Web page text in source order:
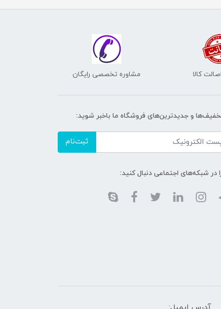
کالا مشاوره تخصصی رایگان
و جدیدترین‌های فروشگاه ما باخبر شوید:
ثبت‌نام
در شبکه‌های اجتماعی دنبال کنید: